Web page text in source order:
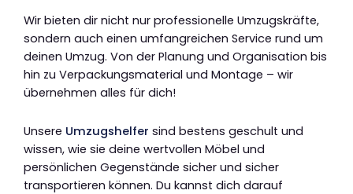
Wir bieten dir nicht nur professionelle Umzugskräfte,
sondern auch einen umfangreichen Service rund um
deinen Umzug. Von der Planung und Organisation bis
hin zu Verpackungsmaterial und Montage – wir
übernehmen alles für dich!
Unsere Umzugshelfer sind bestens geschult und
wissen, wie sie deine wertvollen Möbel und
persönlichen Gegenstände sicher und sicher
transportieren können. Du kannst dich darauf